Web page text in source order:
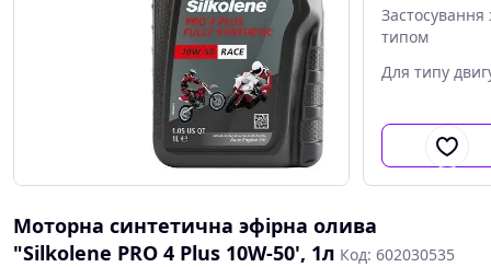
Застосування
типом
Для типу
Моторна синтетична эфірна олива
"Silkolene PRO 4 Plus 10W-50', 1л Код: 602030535